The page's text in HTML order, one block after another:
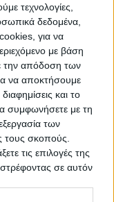
τεχνολογίες,
δεδομένα,
για να
με βάση
την απόδοση των
να αποκτήσουμε
και το
συμφωνήσετε με τη
των
σκοπούς.
τις επιλογές της
σε αυτόν
Υπόγειο
Ημ. Διεξαγωγής:
23/09/2026